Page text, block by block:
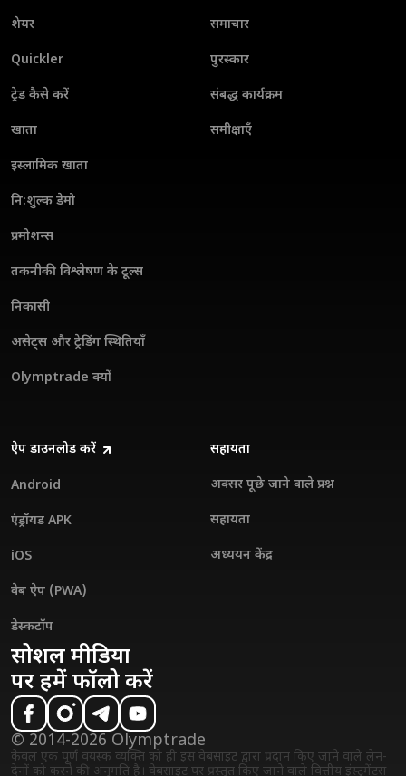
शेयर
Quickler
ट्रेड कैसे करें
खाता
इस्लामिक खाता
नि:शुल्क डेमो
प्रमोशन्स
तकनीकी विश्लेषण के टूल्स
निकासी
असेट्स और ट्रेडिंग स्थितियाँ
Olymptrade क्यों
समाचार
पुरस्कार
संबद्ध कार्यक्रम
समीक्षाएँ
ऐप डाउनलोड करें
Android
एंड्रॉयड APK
iOS
वेब ऐप (PWA)
डेस्कटॉप
सहायता
अक्सर पूछे जाने वाले प्रश्न
सहायता
अध्ययन केंद्र
सोशल मीडिया
पर हमें फॉलो करें
© 2014-2026 Olymptrade
केवल एक पूर्ण वयस्क व्यक्ति को ही इस वेबसाइट द्वारा प्रदान किए जाने वाले लेन-
देनों को करने की अनुमति है। वेबसाइट पर प्रस्तुत किए जाने वाले वित्तीय इंस्ट्रुमेंट्स